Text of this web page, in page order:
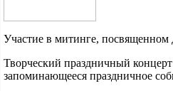
Участие в митинге,
Творческий праздничный
запоминающееся праздничное